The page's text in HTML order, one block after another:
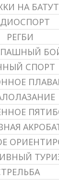
НА
РЕГБИ
СПОРТ